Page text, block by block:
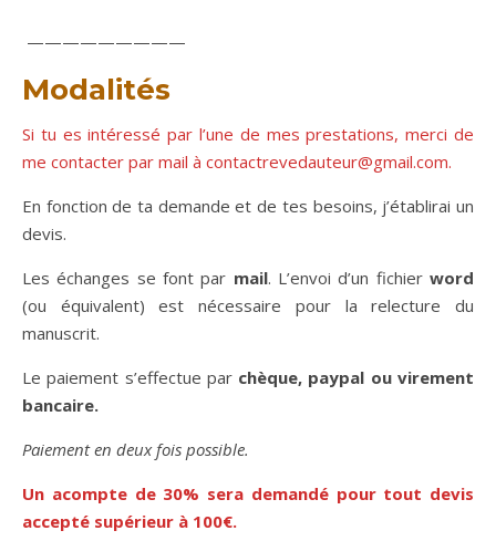
—————————
Modalités
Si tu es intéressé par l’une de mes prestations, merci de
me contacter par mail à contactrevedauteur@gmail.com.
En fonction de ta demande et de tes besoins, j’établirai un
devis.
Les échanges se font par mail. L’envoi d’un fichierword
(ou équivalent) est nécessaire pour la relecture du
manuscrit.
Le paiement s’effectue par chèque, paypal ou virement
bancaire.
Paiement en deux fois possible.
Un acompte de 30% sera demandé pour tout devis
accepté supérieur à 100€.